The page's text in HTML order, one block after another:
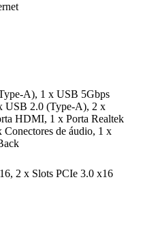
A), 1 x USB 5Gbps
USB 2.0 (Type-A), 2 x
HDMI, 1 x Porta Realtek
Conectores de áudio, 1 x
2 x Slots PCIe 3.0 x16